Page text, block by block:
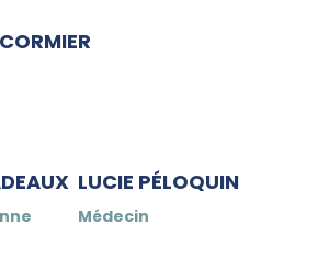
LUCIE PÉLOQUIN
Médecin